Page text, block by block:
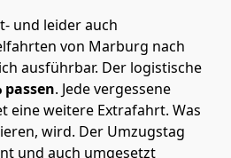
und leider auch
von Marburg nach
ausführbar. Der logistische
passen. Jede vergessene
eine weitere Extrafahrt. Was
wird. Der Umzugstag
und auch umgesetzt